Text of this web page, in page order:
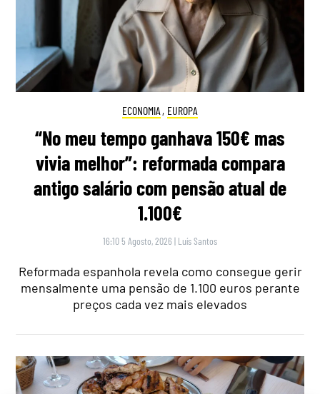
ECONOMIA , EUROPA
“No meu tempo ganhava 150€ mas
vivia melhor”: reformada compara
antigo salário com pensão atual de
1.100€
16:10 5 Agosto, 2026 | Luís Santos
Reformada espanhola revela como consegue gerir
mensalmente uma pensão de 1.100 euros perante
preços cada vez mais elevados